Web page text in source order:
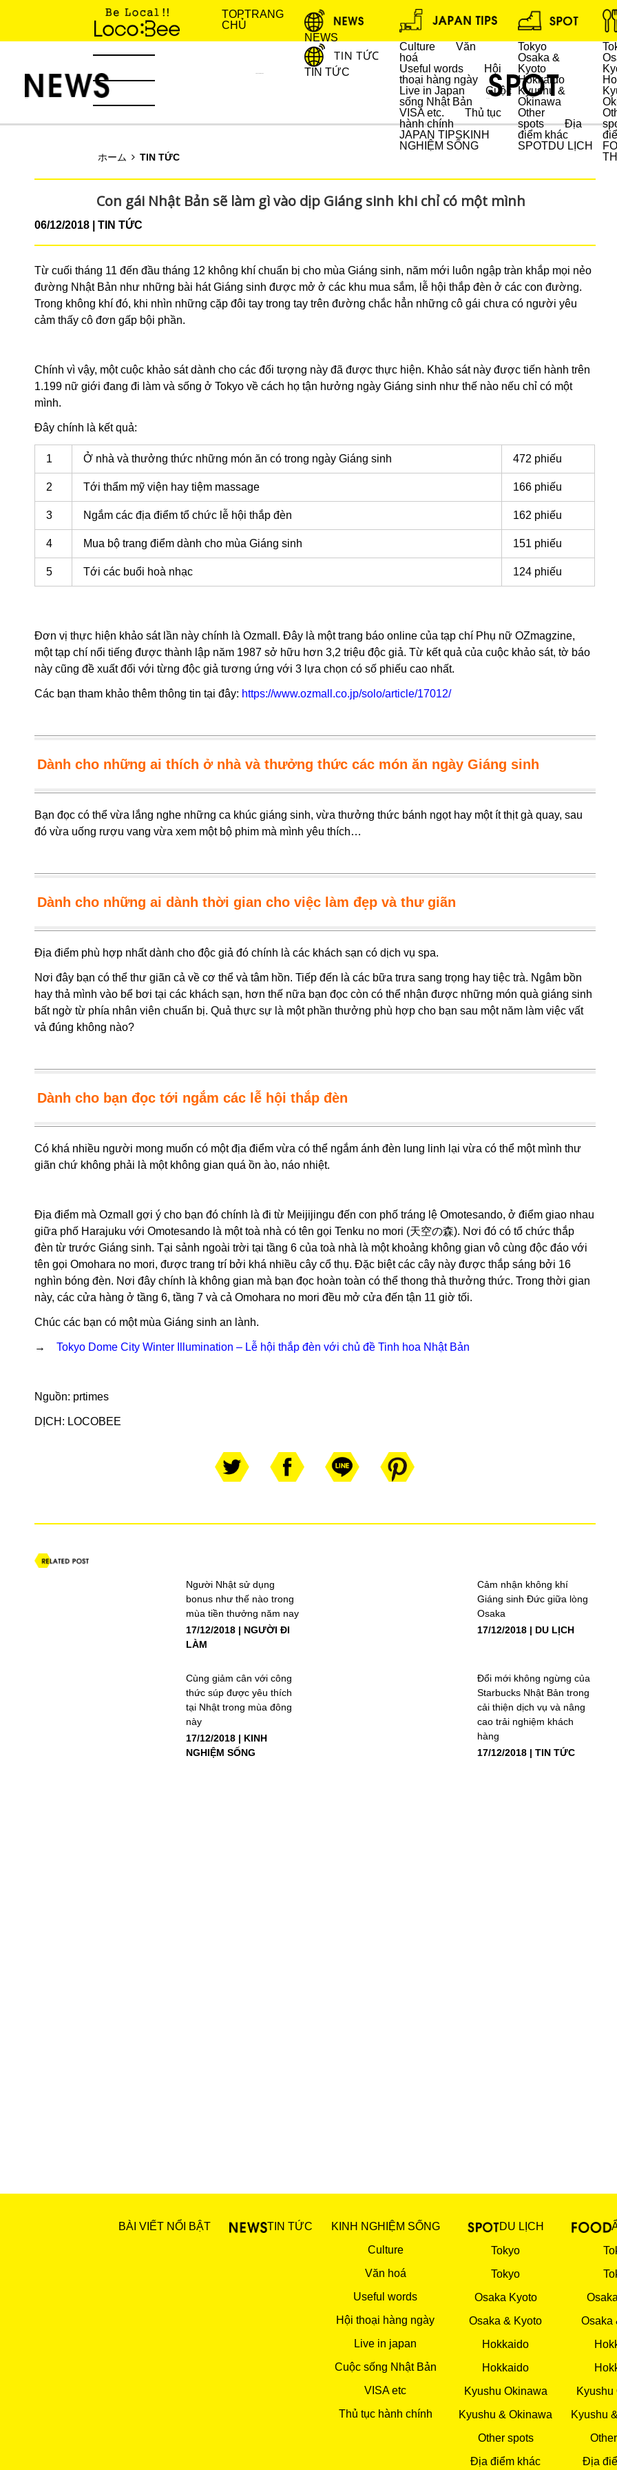
TOPTRANG
CHỦ
NEWS
TIN TỨC
Culture
Văn
hoá
Useful words
Hội
thoại hàng ngày
Live in Japan
Cuộc
sống Nhật Bản
VISA etc.
Thủ tục
hành chính
JAPAN TIPSKINH
NGHIỆM SỐNG
Tokyo
Osaka &
Kyoto
Hokkaido
Kyushu &
Okinawa
Other
spots
Địa
điểm khác
SPOTDU LỊCH
ホーム TIN TỨC
Con gái Nhật Bản sẽ làm gì vào dịp Giáng sinh khi chỉ có một mình
06/12/2018 TIN TỨC
Từ cuối tháng 11 đến đầu tháng 12 không khí chuẩn bị cho mùa Giáng sinh, năm mới luôn ngập tràn khắp mọi nẻo
đường Nhật Bản như những bài hát Giáng sinh được mở ở các khu mua sắm, lễ hội thắp đèn ở các con đường.
Trong không khí đó, khi nhìn những cặp đôi tay trong tay trên đường chắc hẳn những cô gái chưa có người yêu
cảm thấy cô đơn gấp bội phần.
Chính vì vậy, một cuộc khảo sát dành cho các đối tượng này đã được thực hiện. Khảo sát này được tiến hành trên
1.199 nữ giới đang đi làm và sống ở Tokyo về cách họ tận hưởng ngày Giáng sinh như thế nào nếu chỉ có một
mình.
Đây chính là kết quả:
1 Ở nhà và thưởng thức những món ăn có trong ngày Giáng sinh 472 phiếu
2 Tới thẩm mỹ viện hay tiệm massage 166 phiếu
3 Ngắm các địa điểm tổ chức lễ hội thắp đèn 162 phiếu
4 Mua bộ trang điểm dành cho mùa Giáng sinh 151 phiếu
5 Tới các buổi hoà nhạc 124 phiếu
Đơn vị thực hiện khảo sát lần này chính là Ozmall. Đây là một trang báo online của tạp chí Phụ nữ OZmagzine,
một tạp chí nổi tiếng được thành lập năm 1987 sở hữu hơn 3,2 triệu độc giả. Từ kết quả của cuộc khảo sát, tờ báo
này cũng đề xuất đối với từng độc giả tương ứng với 3 lựa chọn có số phiếu cao nhất.
Các bạn tham khảo thêm thông tin tại đây: https://www.ozmall.co.jp/solo/article/17012/
Dành cho những ai thích ở nhà và thưởng thức các món ăn ngày Giáng sinh
Bạn đọc có thể vừa lắng nghe những ca khúc giáng sinh, vừa thưởng thức bánh ngọt hay một ít thịt gà quay, sau
đó vừa uống rượu vang vừa xem một bộ phim mà mình yêu thích…
Dành cho những ai dành thời gian cho việc làm đẹp và thư giãn
Địa điểm phù hợp nhất dành cho độc giả đó chính là các khách sạn có dịch vụ spa.
Nơi đây bạn có thể thư giãn cả về cơ thể và tâm hồn. Tiếp đến là các bữa trưa sang trọng hay tiệc trà. Ngâm bồn
hay thả mình vào bể bơi tại các khách sạn, hơn thế nữa bạn đọc còn có thể nhận được những món quà giáng sinh
bất ngờ từ phía nhân viên chuẩn bị. Quả thực sự là một phần thưởng phù hợp cho bạn sau một năm làm việc vất
vả đúng không nào?
Dành cho bạn đọc tới ngắm các lễ hội thắp đèn
Có khá nhiều người mong muốn có một địa điểm vừa có thể ngắm ánh đèn lung linh lại vừa có thể một mình thư
giãn chứ không phải là một không gian quá ồn ào, náo nhiệt.
Địa điểm mà Ozmall gợi ý cho bạn đó chính là đi từ Meijijingu đến con phố tráng lệ Omotesando, ở điểm giao nhau
giữa phố Harajuku với Omotesando là một toà nhà có tên gọi Tenku no mori (天空の森). Nơi đó có tổ chức thắp
đèn từ trước Giáng sinh. Tại sảnh ngoài trời tại tầng 6 của toà nhà là một khoảng không gian vô cùng độc đáo với
tên gọi Omohara no mori, được trang trí bởi khá nhiều cây cổ thụ. Đặc biệt các cây này được thắp sáng bởi 16
nghìn bóng đèn. Nơi đây chính là không gian mà bạn đọc hoàn toàn có thể thong thả thưởng thức. Trong thời gian
này, các cửa hàng ở tầng 6, tầng 7 và cả Omohara no mori đều mở cửa đến tận 11 giờ tối.
Chúc các bạn có một mùa Giáng sinh an lành.
→ Tokyo Dome City Winter Illumination – Lễ hội thắp đèn với chủ đề Tinh hoa Nhật Bản
Nguồn: prtimes
DỊCH: LOCOBEE
Người Nhật sử dụng
bonus như thế nào trong
mùa tiền thưởng năm nay
17/12/2018
NGƯỜI ĐI
LÀM
Cảm nhận không khí
Giáng sinh Đức giữa lòng
Osaka
17/12/2018
DU LỊCH
Cùng giảm cân với công
thức súp được yêu thích
tại Nhật trong mùa đông
này
17/12/2018
KINH
NGHIỆM SỐNG
Đổi mới không ngừng của
Starbucks Nhật Bản trong
cải thiện dịch vụ và nâng
cao trải nghiệm khách
hàng
17/12/2018
TIN TỨC
BÀI VIẾT NỔI BẬT TIN TỨC
KINH NGHIỆM SỐNG
Culture
Văn hoá
Useful words
Hội thoại hàng ngày
Live in japan
Cuộc sống Nhật Bản
VISA etc
Thủ tục hành chính
DU LỊCH
Tokyo
Tokyo
Osaka Kyoto
Osaka & Kyoto
Hokkaido
Hokkaido
Kyushu Okinawa
Kyushu & Okinawa
Other spots
Địa điểm khác
Osaka
Kyushu
Kyushu
Địa